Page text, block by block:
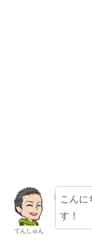
てんしゅん
こんに
す！